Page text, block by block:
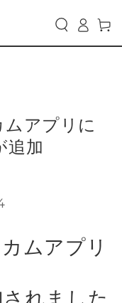
イ
ー
ト
アプリに
追加
ムアプリ
されました